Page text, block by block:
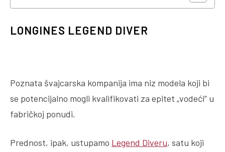
LONGINES LEGEND DIVER
Poznata švajcarska kompanija ima niz modela koji bi
se potencijalno mogli kvalifikovati za epitet „vodeći“ u
fabričkoj ponudi.
Prednost, ipak, ustupamo Legend Diveru, satu koji